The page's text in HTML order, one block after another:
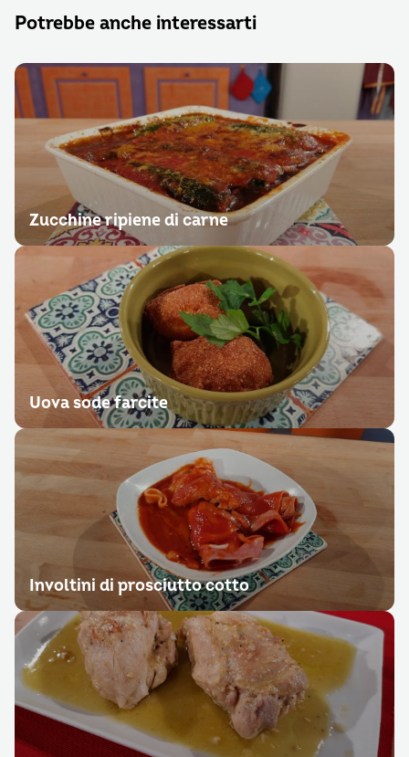
Potrebbe anche interessarti
Zucchine ripiene di carne
Uova sode farcite
Involtini di prosciutto cotto